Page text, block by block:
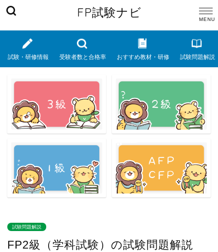
FP試験ナビ
試験・研修情報 受験者数と合格率 おすすめ教材・研修 試験問題解説
試験問題解説
FP2級（学科試験）の試験問題解説